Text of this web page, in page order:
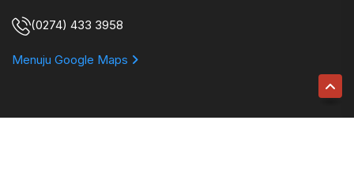
(0274) 433 3958
Menuju Google Maps